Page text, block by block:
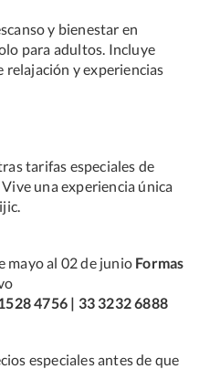
y bienestar en
para adultos. Incluye
relajación y experiencias
tarifas especiales de
una experiencia única
mayo al 02 de junio Formas
4756 | 33 3232 6888
especiales antes de que